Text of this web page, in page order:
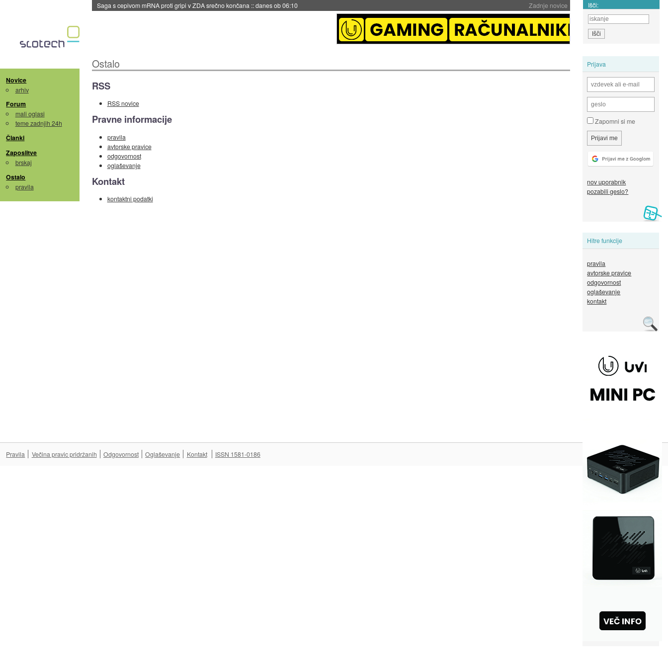
Zadnje novice
Saga s cepivom mRNA proti gripi v ZDA srečno končana ::danes ob 06:10 Išči:
Novice
arhiv
Forum
mali oglasi
teme zadnjih 24h
Članki
Zaposlitve
brskaj
Ostalo
pravila
Prijava
Zapomni si me
nov uporabnik
pozabili geslo?
Hitre funkcije
pravila
avtorske pravice
odgovornost
oglaševanje
kontakt
Ostalo
RSS
RSS novice
Pravne informacije
pravila
avtorske pravice
odgovornost
oglaševanje
Kontakt
kontaktni podatki
Na vrh ^
Pravila Večina pravic pridržanih Odgovornost Oglaševanje Kontakt ISSN 1581-0186